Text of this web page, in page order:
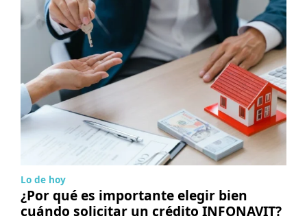
Lo de hoy
¿Por qué es importante elegir bien
cuándo solicitar un crédito INFONAVIT?